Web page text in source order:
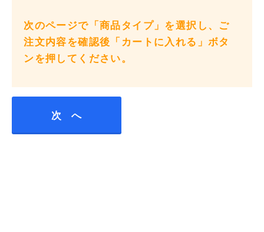
次のページで「商品タイプ」を選択し、ご
注文内容を確認後「カートに入れる」ボタ
ンを押してください。